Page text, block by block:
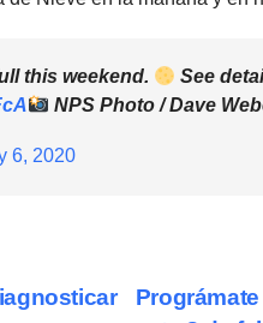
this weekend.
See
NPS Photo / Dave
6, 2020